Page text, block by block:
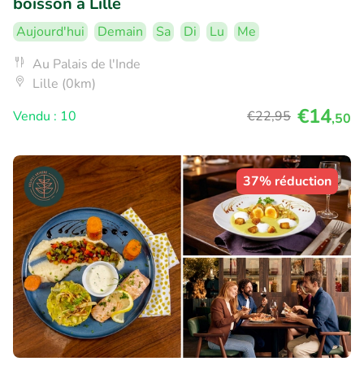
Aujourd'hui Demain Sa Di Lu
Me
Au Palais de l'Inde
Lille (0km)
Vendu : 10
€22,95 €14,50
37% réduction